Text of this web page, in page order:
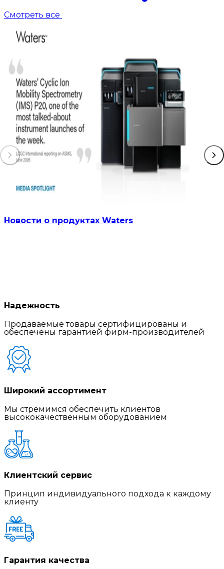
Смотреть все
Новости о продуктах Waters
Надежность
Продаваемые товары сертифицированы и
обеспечены гарантией фирм-производителей
Широкий ассортимент
Мы стремимся обеспечить клиентов
высококачественным оборудованием
Клиентский сервис
Принцип индивидуального подхода к каждому
клиенту
Гарантия качества